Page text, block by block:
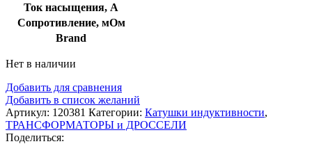
Ток насыщения, А
Сопротивление, мОм
Brand
Нет в наличии
Добавить для сравнения
Добавить в список желаний
Артикул: 120381 Категории: Катушки индуктивности,
ТРАНСФОРМАТОРЫ и ДРОССЕЛИ
Поделиться: